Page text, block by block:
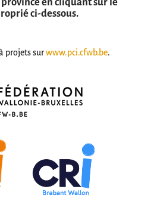
en cliquant sur le
ci-dessous.
projets surwww.pci.cfwb.be.